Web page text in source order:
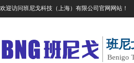
欢迎访问班尼戈科技（上海）有限公司官网网站！
班尼
Benigo